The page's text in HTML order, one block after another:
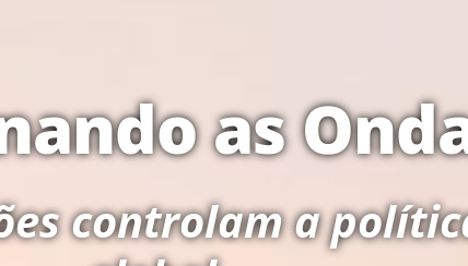
as
controlam a